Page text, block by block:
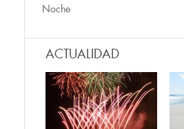
Noche
ACTUALIDAD